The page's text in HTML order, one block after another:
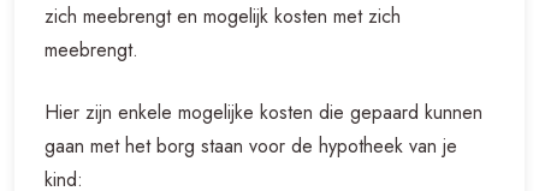
zich meebrengt en mogelijk kosten met zich
meebrengt.
Hier zijn enkele mogelijke kosten die gepaard kunnen
gaan met het borg staan voor de hypotheek van je
kind: